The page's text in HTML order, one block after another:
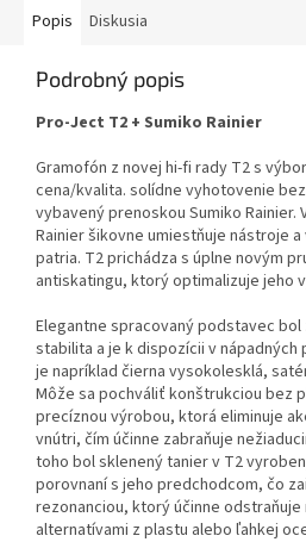
Popis Diskusia
Podrobný popis
Pro-Ject T2 + Sumiko Rainier
Gramofón z novej hi-fi rady T2 s
cena/kvalita. solídne vyhotovenie
vybavený prenoskou Sumiko Rainier.
Rainier šikovne umiestňuje nástroje
patria. T2 prichádza s úplne novým
antiskatingu, ktorý optimalizuje jeho
Elegantne spracovaný podstavec
stabilita a je k dispozícii v nápadných
je napríklad čierna vysokolesklá,
Môže sa pochváliť konštrukciou bez
precíznou výrobou, ktorá eliminuje
vnútri, čím účinne zabraňuje
toho bol sklenený tanier v T2
porovnaní s jeho predchodcom, čo
rezonanciou, ktorý účinne
alternatívami z plastu alebo ľahkej